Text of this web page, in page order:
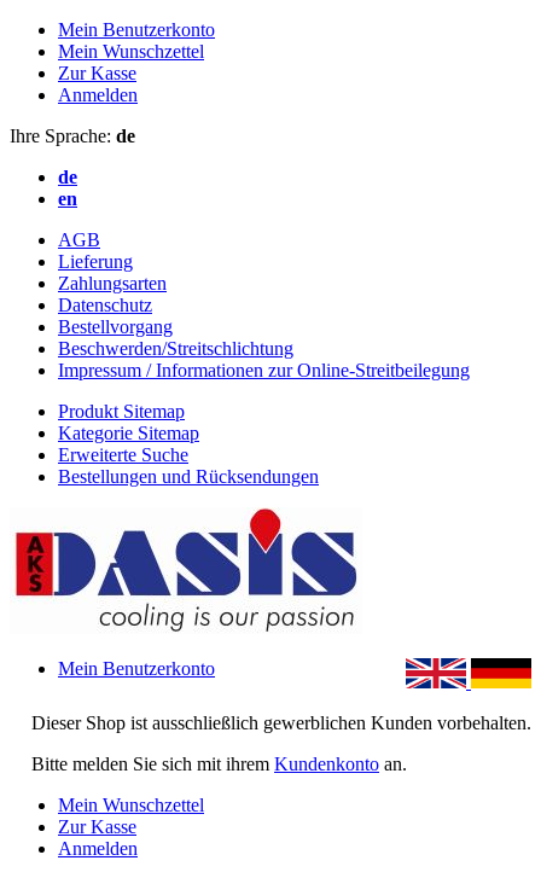
Mein Benutzerkonto
Mein Wunschzettel
Zur Kasse
Anmelden
Ihre Sprache: de
de
en
AGB
Lieferung
Zahlungsarten
Datenschutz
Bestellvorgang
Beschwerden/Streitschlichtung
Impressum / Informationen zur Online-Streitbeilegung
Produkt Sitemap
Kategorie Sitemap
Erweiterte Suche
Bestellungen und Rücksendungen
Dieser Shop ist ausschließlich gewerblichen Kunden vorbehalten.
Bitte melden Sie sich mit ihrem Kundenkonto an.
Mein Benutzerkonto
Mein Wunschzettel
Zur Kasse
Anmelden